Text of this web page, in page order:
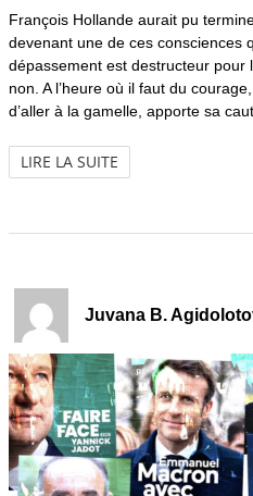
François Hollande aurait pu
devenant une de ces consciences
dépassement est destructeur pour
non. A l’heure où il faut du
d’aller à la gamelle, apporte sa
LIRE LA SUITE
Juvana B.